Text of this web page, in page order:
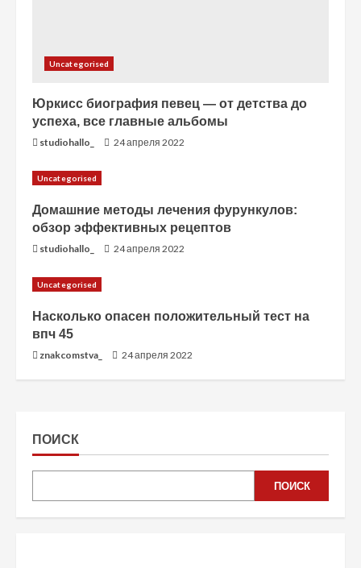
Uncategorised
Юркисс биография певец — от детства до
успеха, все главные альбомы
studiohallo_ 24 апреля 2022
Uncategorised
Домашние методы лечения фурункулов:
обзор эффективных рецептов
studiohallo_ 24 апреля 2022
Uncategorised
Насколько опасен положительный тест на
впч 45
znakcomstva_ 24 апреля 2022
ПОИСК
ПОИСК